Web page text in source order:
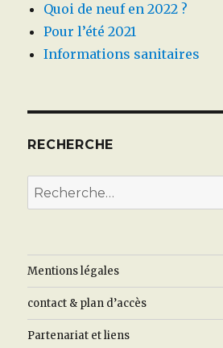
Quoi de neuf en 2022 ?
Pour l’été 2021
Informations sanitaires
RECHERCHE
Recherche
pour
Mentions légales
contact & plan d’accès
Partenariat et liens